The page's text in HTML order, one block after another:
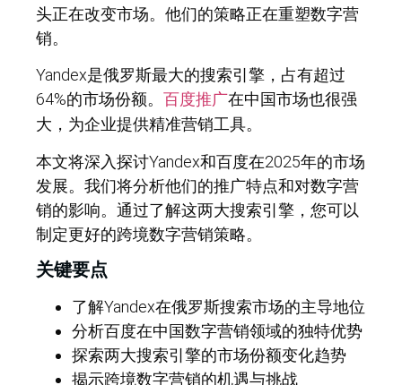
头正在改变市场。他们的策略正在重塑数字营
销。
Yandex是俄罗斯最大的搜索引擎，占有超过
64%的市场份额。 百度推广在中国市场也很强
大，为企业提供精准营销工具。
本文将深入探讨Yandex和百度在2025年的市场
发展。我们将分析他们的推广特点和对数字营
销的影响。通过了解这两大搜索引擎，您可以
制定更好的跨境数字营销策略。
关键要点
了解Yandex在俄罗斯搜索市场的主导地位
分析百度在中国数字营销领域的独特优势
探索两大搜索引擎的市场份额变化趋势
揭示跨境数字营销的机遇与挑战